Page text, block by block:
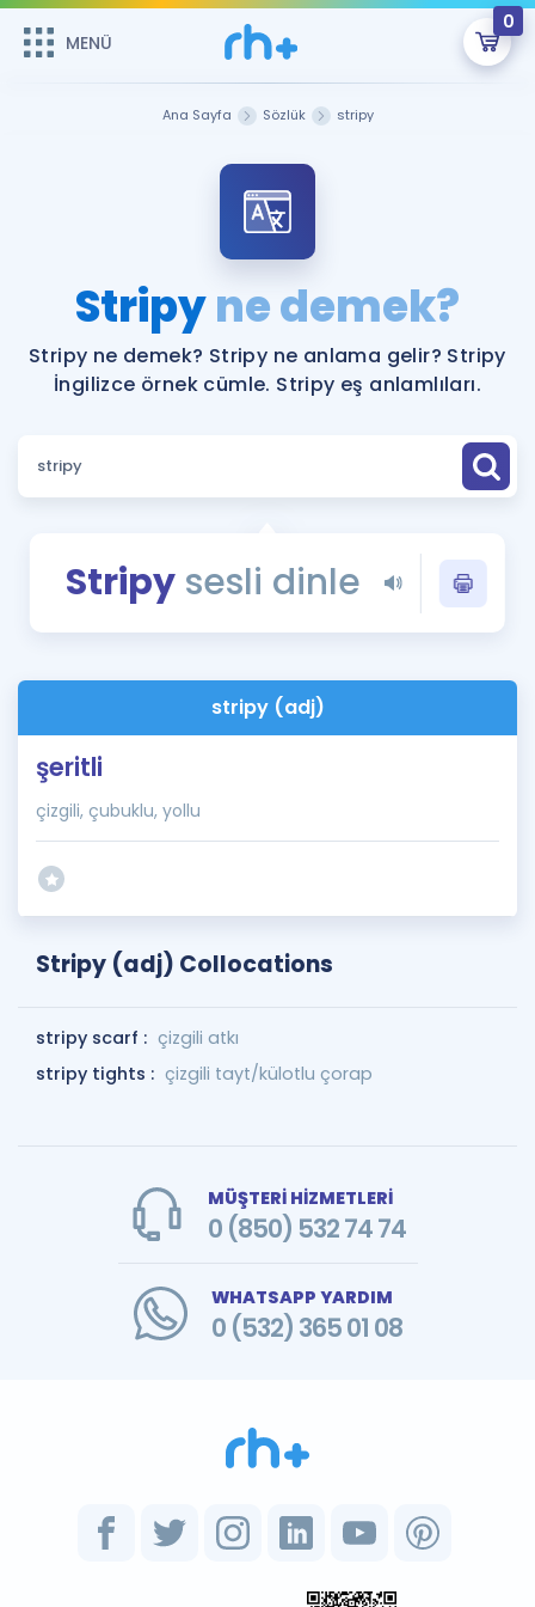
MENÜ
0
Şifremi Hatırlamıyorum
ÜYE DEĞİLİM
Sepetin Şu An Boş.
Remzi Hoca ile seni sınava hazırlayacak onlarca eğitim seni
bekliyor!
MENÜ
Katılımcı Görüşleri
Faydalı Araçlar
Sözlük
Rehberlik Aracı
Blog
İngilizce Gramer
Ana Sayfa Sözlük stripy
Stripyne demek?
Stripy ne demek? Stripy ne anlama gelir? Stripy
İngilizce örnek cümle. Stripy eş anlamlıları.
Stripysesli dinle
stripy (adj)
şeritli
çizgili, çubuklu, yollu
Stripy (adj) Collocations
stripy scarf : çizgili atkı
stripy tights : çizgili tayt/külotlu çorap
MÜŞTERİ HİZMETLERİ
0 (850) 532 74 74
WHATSAPP YARDIM
0 (532) 365 01 08